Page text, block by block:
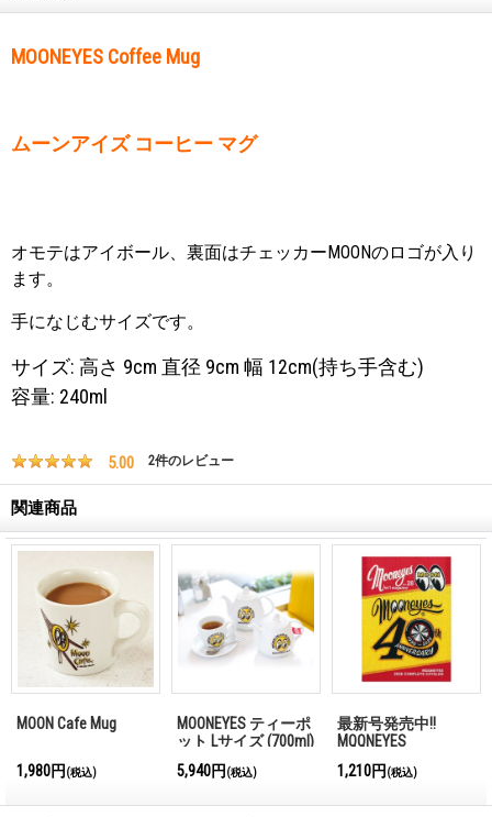
MOONEYES Coffee Mug
ムーンアイズ コーヒー マグ
オモテはアイボール、裏面はチェッカーMOONのロゴが入り
ます。
手になじむサイズです。
サイズ: 高さ 9cm 直径 9cm 幅 12cm(持ち手含む)
容量: 240ml
5.00 2件のレビュー
関連商品
MOON Cafe Mug
1,980円 (税込)
MOONEYES ティーポ
ット Lサイズ (700ml)
5,940円 (税込)
最新号発売中!!
MQQNEYES
Magazine No.28 2026
1,210円 (税込)